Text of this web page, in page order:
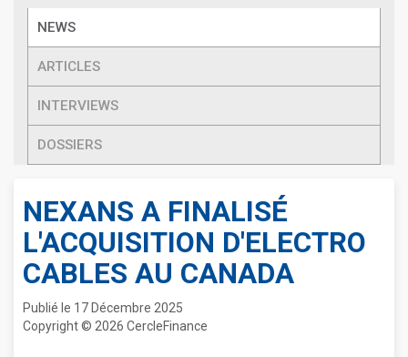
NEWS
ARTICLES
INTERVIEWS
DOSSIERS
NEXANS A FINALISÉ
L'ACQUISITION D'ELECTRO
CABLES AU CANADA
Publié le 17 Décembre 2025
Copyright © 2026 CercleFinance